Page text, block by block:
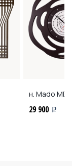
н. Mado
29 900 i